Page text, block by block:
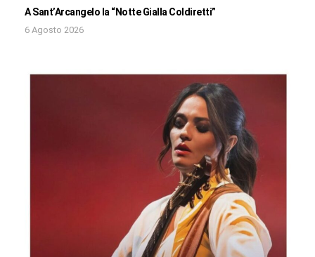
A Sant’Arcangelo la “Notte Gialla Coldiretti”
6 Agosto 2026